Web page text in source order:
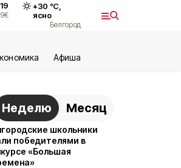
€
+30 °С,
ясно
Белгород
Aфиша
Неделю Месяц
школьники
победителями в
«Большая